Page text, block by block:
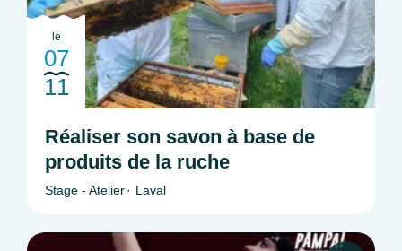
le
07
11
Réaliser son savon à base de
produits de la ruche
Stage - Atelier Laval